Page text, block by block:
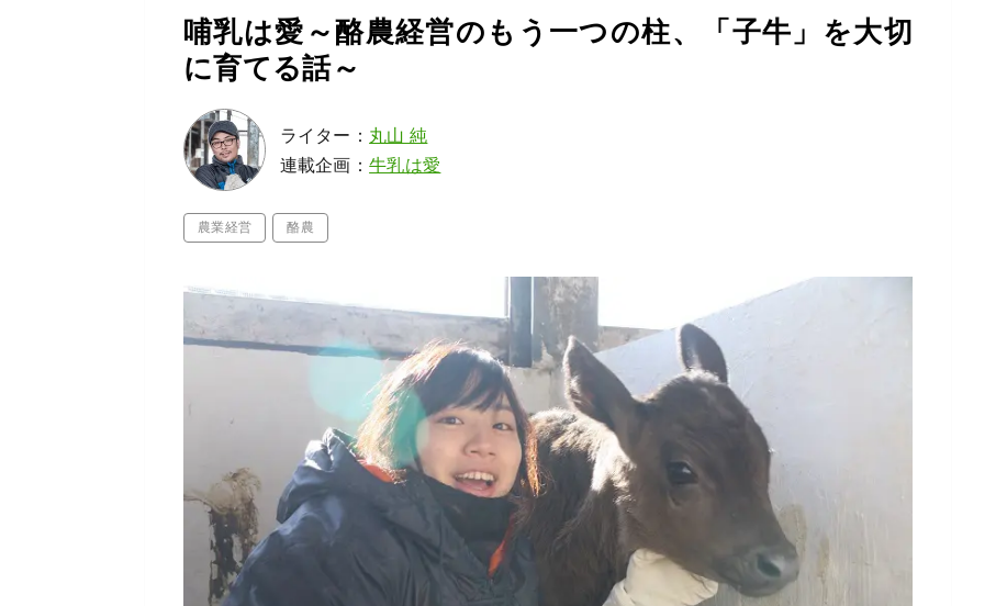
哺乳は愛～酪農経営のもう一つの柱、「子牛」を大切
に育てる話～
ライター： 丸山 純
連載企画：牛乳は愛
農業経営 酪農